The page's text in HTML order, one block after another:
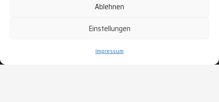
Ablehnen
Einstellungen
Impressum